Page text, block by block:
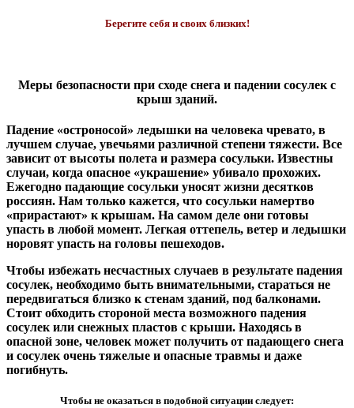
Берегите себя и своих близких!
Меры безопасности при сходе снега и падении сосулек с
крыш зданий.
Падение «остроносой» ледышки на человека чревато, в
лучшем случае, увечьями различной степени тяжести. Все
зависит от высоты полета и размера сосульки. Известны
случаи, когда опасное «украшение» убивало прохожих.
Ежегодно падающие сосульки уносят жизни десятков
россиян. Нам только кажется, что сосульки намертво
«прирастают» к крышам. На самом деле они готовы
упасть в любой момент. Легкая оттепель, ветер и ледышки
норовят упасть на головы пешеходов.
Чтобы избежать несчастных случаев в результате падения
сосулек, необходимо быть внимательными, стараться не
передвигаться близко к стенам зданий, под балконами.
Стоит обходить стороной места возможного падения
сосулек или снежных пластов с крыши. Находясь в
опасной зоне, человек может получить от падающего снега
и сосулек очень тяжелые и опасные травмы и даже
погибнуть.
Чтобы не оказаться в подобной ситуации следует: